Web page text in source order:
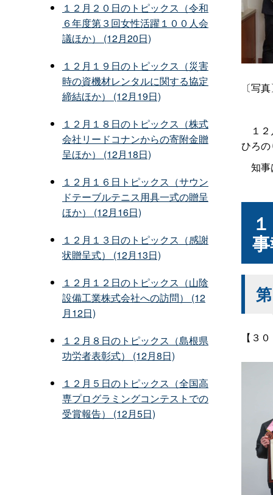
〔写
１２
ひろ
知事
【３
１２月２０日のトピックス（令和
６年度第３回女性活躍１００人会
議ほか） (12月20日)
１２月１９日のトピックス（災害
時の資機材レンタルに関する協定
締結ほか） (12月19日)
１２月１８日のトピックス（株式
会社リードコナンからの寄附金贈
呈ほか） (12月18日)
１２月１６日トピックス（サウン
ドテーブルテニス用具一式の贈呈
ほか） (12月16日)
１２月１３日のトピックス（感謝
状贈呈式） (12月13日)
１２月１２日のトピックス（山陰
設備工業株式会社への訪問） (12
月12日)
１２月８日のトピックス（島根県
功労者表彰式） (12月8日)
１２月５日のトピックス（全国高
専プログラミングコンテストでの
受賞報告） (12月5日)